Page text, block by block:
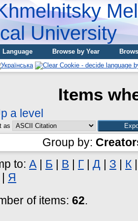
University
Language Browse by Year
Items
a level
as
Group by:
to: А | Б | В | Г | Д | З | К
| Я
of items: 62.